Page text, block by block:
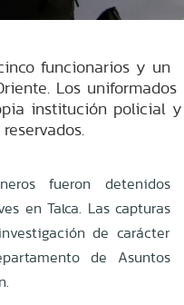
funcionarios y un
Los uniformados
institución policial y
fueron detenidos
en Talca. Las capturas
de carácter
de Asuntos